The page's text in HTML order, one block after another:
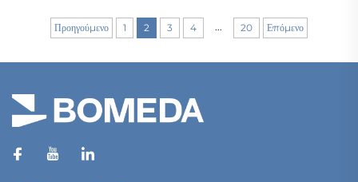
Προηγούμενο 1 2 3 4 ... 20 Επόμενο